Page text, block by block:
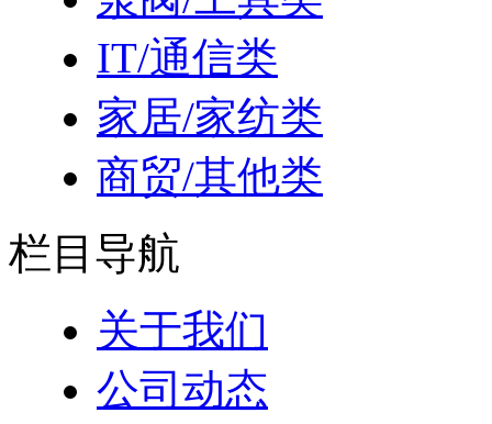
IT/通信类
家居/家纺类
商贸/其他类
栏目导航
关于我们
公司动态